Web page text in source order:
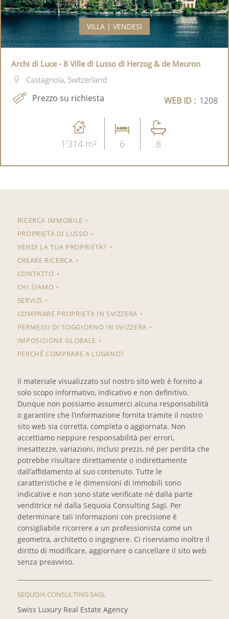
VILLA | VENDESI
Archi di Luce - 8 Ville di Lusso di Herzog & de Meuron
Castagnola, Switzerland
Prezzo su richiesta WEB ID : 1208
1'314 m² 6 8
RICERCA IMMOBILE
PROPRIETÀ DI LUSSO
VENDI LA TUA PROPRIETÀ?
CREARE RICERCA
CONTATTO
CHI SIAMO
SERVIZI
COMPRARE PROPRIETÀ IN SVIZZERA
PERMESSI DI SOGGIORNO IN SVIZZERA
IMPOSIZIONE GLOBALE
PERCHÉ COMPRARE A LUGANO?
Il materiale visualizzato sul nostro sito web è fornito a
solo scopo informativo, indicativo e non definitivo.
Dunque non possiamo assumerci alcuna responsabilità
o garantire che l’informazione fornita tramite il nostro
sito web sia corretta, completa o aggiornata. Non
accettiamo neppure responsabilità per errori,
inesattezze, variazioni, inclusi prezzi, né per perdita che
potrebbe risultare direttamente o indirettamente
dall’affidamento al suo contenuto. Tutte le
caratteristiche e le dimensioni di immobili sono
indicative e non sono state verificate né dalla parte
venditrice né dalla Sequoia Consulting Sagl. Per
determinare tali informazioni con precisione è
consigliabile ricorrere a un professionista come un
geometra, architetto o ingegnere. Ci riserviamo inoltre il
diritto di modificare, aggiornare o cancellare il sito web
senza preavviso.
SEQUOIA CONSULTING SAGL
Swiss Luxury Real Estate Agency